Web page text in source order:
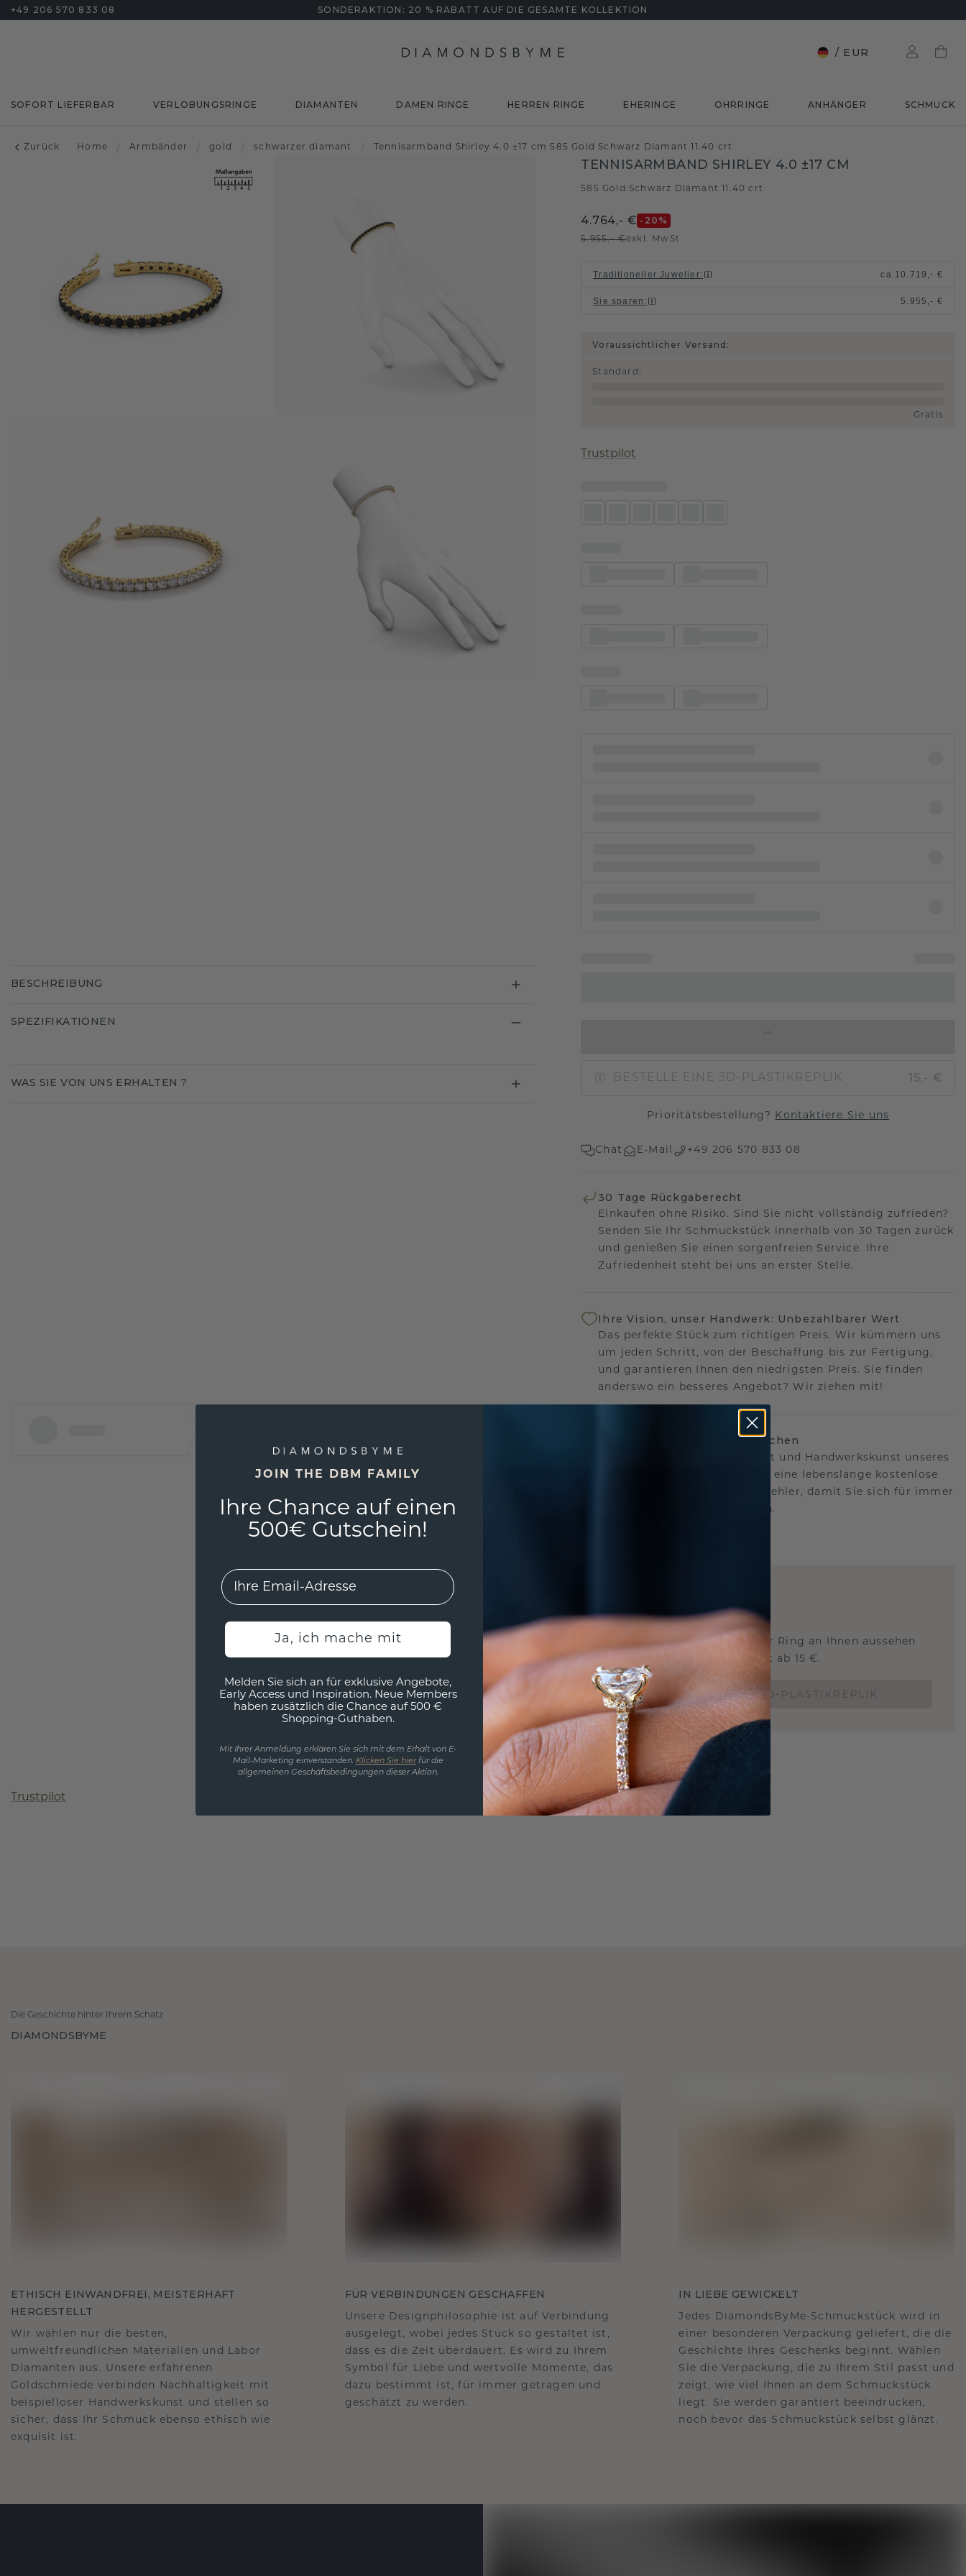
+49 206 570 833 08 SONDERAKTION: 20 % RABATT AUF DIE GESAMTE KOLLEKTION
/ EUR
SOFORT LIEFERBAR VERLOBUNGSRINGE DIAMANTEN DAMEN RINGE HERREN RINGE EHERINGE OHRRINGE ANHÄNGER SCHMUCK
Zurück Home / Armbänder / gold / schwarzer diamant / Tennisarmband Shirley 4.0 ±17 cm 585 Gold Schwarz Diamant 11.40 crt
TENNISARMBAND SHIRLEY 4.0 ±17 CM
585 Gold Schwarz Diamant 11.40 crt
4.764,- € -20 %
5.955,- €exkl. MwSt
Traditioneller Juwelier: ca. 10.719,- €
Sie sparen : 5.955,- €
Voraussichtlicher Versand:
Standard :
Gratis
Trustpilot
BESTELLE EINE 3D-PLASTIKREPLIK 15,- €
Prioritätsbestellung? Kontaktiere Sie uns
Chat E-Mail +49 206 570 833 08
30 Tage Rückgaberecht
Einkaufen ohne Risiko. Sind Sie nicht vollständig zufrieden?
Senden Sie Ihr Schmuckstück innerhalb von 30 Tagen zurück
und genießen Sie einen sorgenfreien Service. Ihre
Zufriedenheit steht bei uns an erster Stelle.
Ihre Vision, unser Handwerk: Unbezahlbarer Wert
Das perfekte Stück zum richtigen Preis. Wir kümmern uns
um jeden Schritt, von der Beschaffung bis zur Fertigung,
und garantieren Ihnen den niedrigsten Preis. Sie finden
anderswo ein besseres Angebot? Wir ziehen mit!
Unser lebenslanges Versprechen
Wir stehen hinter der Qualität und Handwerkskunst unseres
Schmucks.Deshalb bieten wir eine lebenslange kostenlose
Garantie gegen Herstellungsfehler, damit Sie sich für immer
keine Sorgen machen müssen.
3D MUSTERSCHMUCK
Wollen Sie wissen, wie dieser Ring an Ihnen aussehen
würde und ob er passt? Jetzt ab 15 €.
BESTELLE EINE 3D-PLASTIKREPLIK
BESCHREIBUNG
SPEZIFIKATIONEN
WAS SIE VON UNS ERHALTEN ?
Trustpilot
Die Geschichte hinter Ihrem Schatz
DIAMONDSBYME
ETHISCH EINWANDFREI, MEISTERHAFT
HERGESTELLT
Wir wählen nur die besten,
umweltfreundlichen Materialien und Labor
Diamanten aus. Unsere erfahrenen
Goldschmiede verbinden Nachhaltigkeit mit
beispielloser Handwerkskunst und stellen so
sicher, dass Ihr Schmuck ebenso ethisch wie
exquisit ist.
FÜR VERBINDUNGEN GESCHAFFEN
Unsere Designphilosophie ist auf Verbindung
ausgelegt, wobei jedes Stück so gestaltet ist,
dass es die Zeit überdauert. Es wird zu Ihrem
Symbol für Liebe und wertvolle Momente, das
dazu bestimmt ist, für immer getragen und
geschätzt zu werden.
IN LIEBE GEWICKELT
Jedes DiamondsByMe-Schmuckstück wird in
einer besonderen Verpackung geliefert, die die
Geschichte Ihres Geschenks beginnt. Wählen
Sie die Verpackung, die zu Ihrem Stil passt und
zeigt, wie viel Ihnen an dem Schmuckstück
liegt. Sie werden garantiert beeindrucken,
noch bevor das Schmuckstück selbst glänzt.
JOIN THE DBM FAMILY
Ihre Chance auf einen
500€ Gutschein!
EMail
Ja, ich mache mit
Melden Sie sich an für exklusive Angebote,
Early Access und Inspiration. Neue Members
haben zusätzlich die Chance auf 500 €
Shopping-Guthaben.
Mit Ihrer Anmeldung erklären Sie sich mit dem Erhalt von E-
Mail-Marketing einverstanden. Klicken Sie hierfür die
allgemeinen Geschäftsbedingungen dieser Aktion.